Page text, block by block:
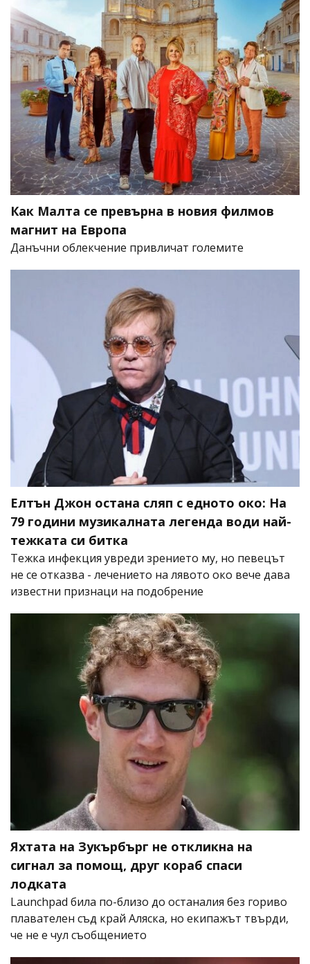
Как Малта се превърна в новия филмов
магнит на Европа
Данъчни облекчение привличат големите
Елтън Джон остана сляп с едното око: На
79 години музикалната легенда води най-
тежката си битка
Тежка инфекция увреди зрението му, но певецът
не се отказва - лечението на лявото око вече дава
известни признаци на подобрение
Яхтата на Зукърбърг не откликна на
сигнал за помощ, друг кораб спаси
лодката
Launchpad била по-близо до останалия без гориво
плавателен съд край Аляска, но екипажът твърди,
че не е чул съобщението